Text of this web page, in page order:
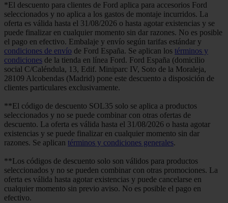
*El descuento para clientes de Ford aplica para accesorios Ford
seleccionados y no aplica a los gastos de montaje incurridos. La
oferta es válida hasta el 31/08/2026 o hasta agotar existencias y se
puede finalizar en cualquier momento sin dar razones. No es posible
el pago en efectivo. Embalaje y envío según tarifas estándar y
condiciones de envío de Ford España. Se aplican los términos y
condiciones de la tienda en línea Ford. Ford España (domicilio
social C/Caléndula, 13, Edif. Miniparc IV, Soto de la Moraleja,
28109 Alcobendas (Madrid) pone este descuento a disposición de
clientes particulares exclusivamente.
**El código de descuento SOL35 solo se aplica a productos
seleccionados y no se puede combinar con otras ofertas de
descuento. La oferta es válida hasta el 31/08/2026 o hasta agotar
existencias y se puede finalizar en cualquier momento sin dar
razones. Se aplican términos y condiciones generales.
**Los códigos de descuento solo son válidos para productos
seleccionados y no se pueden combinar con otras promociones. La
oferta es válida hasta agotar existencias y puede cancelarse en
cualquier momento sin previo aviso. No es posible el pago en
efectivo.